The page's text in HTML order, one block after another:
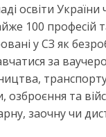
освіти
100 професій
у СЗ як
за
озброєння та
заочну чи